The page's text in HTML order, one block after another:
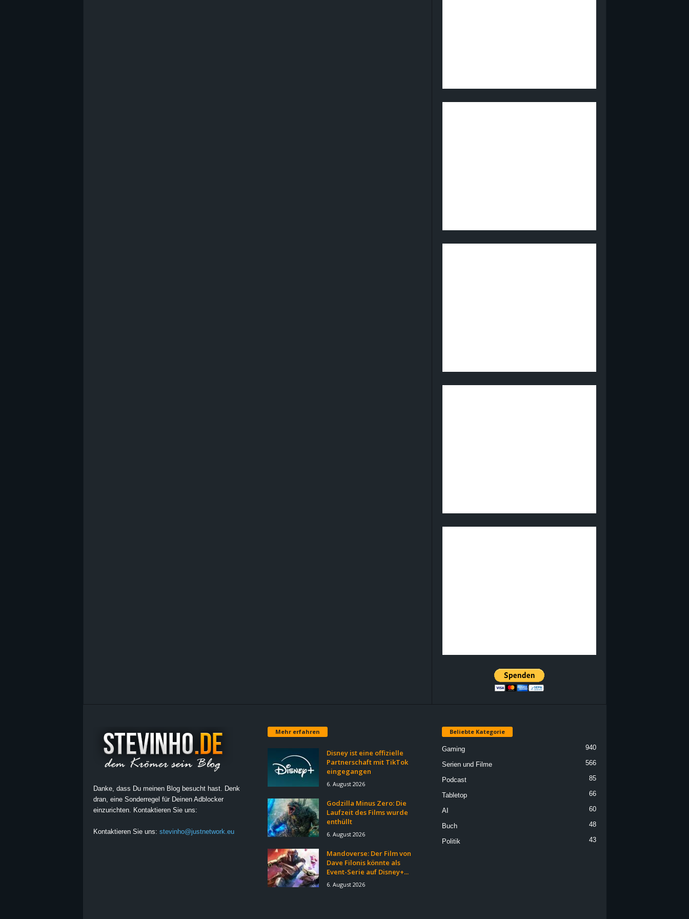
Danke, dass Du meinen Blog besucht hast. Denk
dran, eine Sonderregel für Deinen Adblocker
einzurichten. Kontaktieren Sie uns:
Kontaktieren Sie uns: stevinho@justnetwork.eu
Mehr erfahren
Disney ist eine offizielle
Partnerschaft mit TikTok
eingegangen
6. August 2026
Godzilla Minus Zero: Die
Laufzeit des Films wurde
enthüllt
6. August 2026
Mandoverse: Der Film von
Dave Filonis könnte als
Event-Serie auf Disney+...
6. August 2026
Beliebte Kategorie
Gaming 940
Serien und Filme 566
Podcast 85
Tabletop 66
AI 60
Buch 48
Politik 43